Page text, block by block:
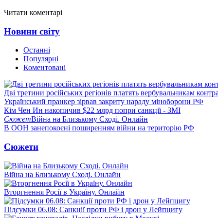
Читати коментарі
Новини світу
Останні
Популярні
Коментовані
Дві третини російських регіонів платять вербувальникам
Український пранкер зірвав закриту нараду міноборони РФ
Кім Чен Ин накопичив $22 млрд попри санкції - ЗМІ
СюжетВійна на Близькому Сході. Онлайн
В ООН занепокоєні поширенням війни на територію РФ
Сюжети
Війна на Близькому Сході. Онлайн
Вторгнення Росії в Україну. Онлайн
Підсумки 06.08: Санкції проти РФ і дрон у Лейпцигу